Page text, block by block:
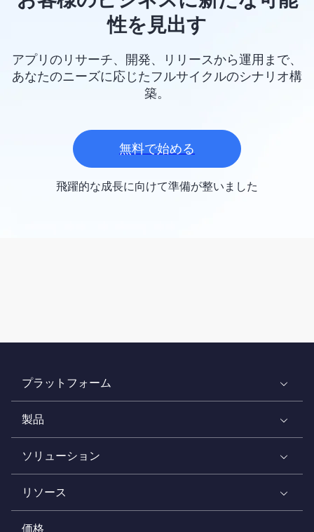
性を見出す
アプリのリサーチ、開発、リリースから運用まで、
あなたのニーズに応じたフルサイクルのシナリオ構
築。
無料で始める
飛躍的な成長に向けて準備が整いました
プラットフォーム
製品
ソリューション
リソース
価格